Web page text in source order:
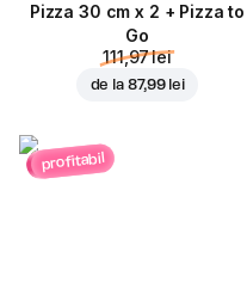
Pizza 30 cm x 2 + Pizza to
Go
111,97 lei
de la 87,99 lei
profitabil